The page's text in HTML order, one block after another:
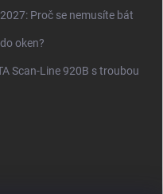
Proč se nemusíte bát
oken?
Scan-Line 920B s troubou